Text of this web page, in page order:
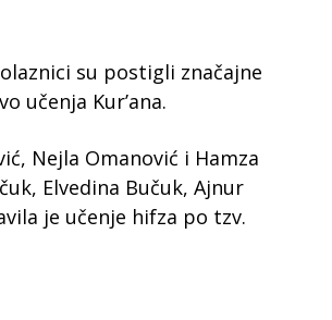
su postigli značajne
učenja Kur’ana.
Nejla Omanović i Hamza
Elvedina Bučuk, Ajnur
je učenje hifza po tzv.